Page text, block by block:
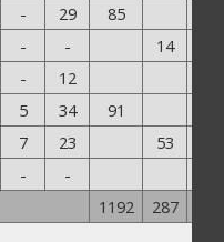
- 29
85
- -
14
- 12
5 34
91
7 23
53
- -
1192 287